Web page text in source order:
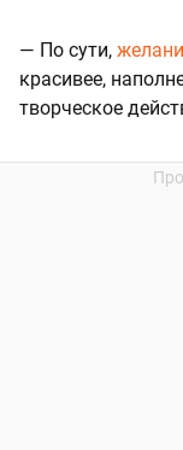
— По сути,
красивее,
творческое